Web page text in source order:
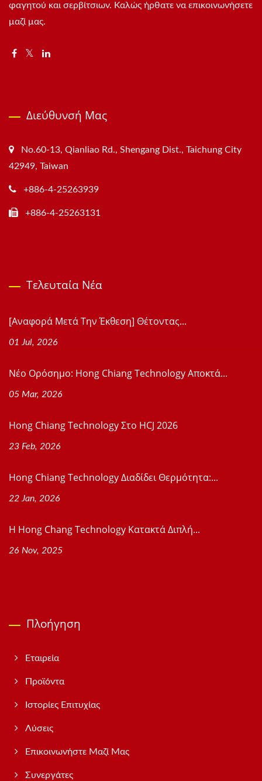
φαγητού και σερβίτσιων. Καλώς ήρθατε να επικοινωνήσετε
μαζί μας.
Διεύθυνσή Μας
No.60-13, Qianliao Rd., Shengang Dist., Taichung City
42949, Taiwan
+886-4-25263939
+886-4-25263131
Τελευταία Νέα
[Αναφορά Μετά Την Έκθεση] Θέτοντας...
01 Jul, 2026
Νέο Ορόσημο: Hong Chiang Technology Αποκτά...
05 Mar, 2026
Hong Chiang Technology Στο HCJ 2026
23 Feb, 2026
Hong Chiang Technology Διαδίδει Θερμότητα:...
22 Jan, 2026
Η Hong Chang Technology Κατακτά Διπλή...
26 Nov, 2025
Πλοήγηση
Εταιρεία
Προϊόντα
Ιστορίες Επιτυχίας
Λύσεις
Επικοινωνήστε Μαζί Μας
Συνεργάτες